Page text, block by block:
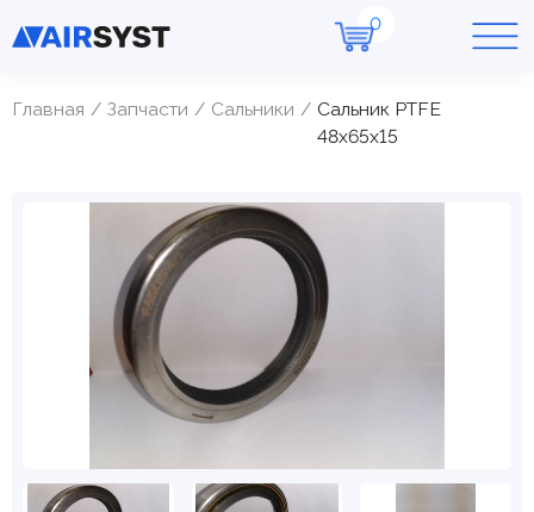
Главная Запчасти Cальники
Сальник PTFE
48х65х15